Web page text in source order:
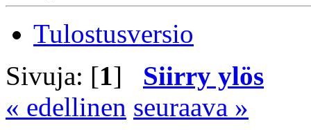
Tulostusversio
Sivuja: [1] Siirry ylös
« edellinen seuraava »